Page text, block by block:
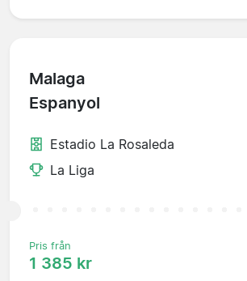
Malaga
Espanyol
Estadio La Rosaleda
La Liga
Pris från
1 385 kr